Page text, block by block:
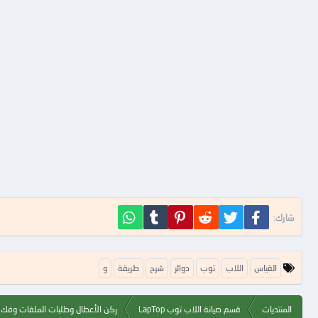
شارك: فيسبوك تويتر Reddit
Pinterest
Tumblr
ا
ل
م
القياس اللاب توب دوائر شرح طريقة و
المنتديات قسم صيانة اللاب توب LapTop ركن الأعطال وطلبات الملفات وفك